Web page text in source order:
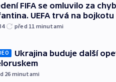
FIFA se omluvilo za
UEFA trvá na bojkotu
před 11 minutami
Ukrajina buduje další
26 minutami